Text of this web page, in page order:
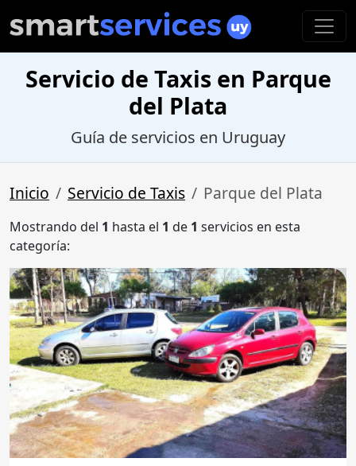
Servicio de Taxis en Parque
del Plata
Guía de servicios en Uruguay
Inicio Servicio de Taxis Parque del Plata
Mostrando del 1 hasta el 1 de 1 servicios en esta
categoría: